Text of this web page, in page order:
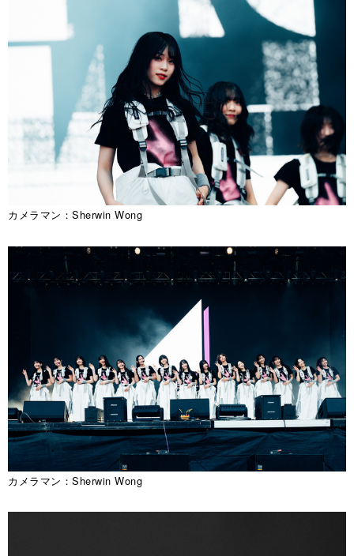
カメラマン：Sherwin Wong
カメラマン：Sherwin Wong